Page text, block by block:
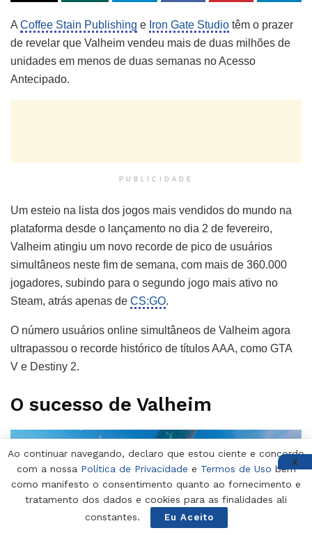
A Coffee Stain Publishing e Iron Gate Studio têm o prazer
de revelar que Valheim vendeu mais de duas milhões de
unidades em menos de duas semanas no Acesso
Antecipado.
PUBLICIDADE
Um esteio na lista dos jogos mais vendidos do mundo na
plataforma desde o lançamento no dia 2 de fevereiro,
Valheim atingiu um novo recorde de pico de usuários
simultâneos neste fim de semana, com mais de 360.000
jogadores, subindo para o segundo jogo mais ativo no
Steam, atrás apenas de CS:GO.
O número usuários online simultâneos de Valheim agora
ultrapassou o recorde histórico de títulos AAA, como GTA
V e Destiny 2.
O sucesso de Valheim
Ao continuar navegando, declaro que estou ciente e concordo
com a nossa Política de Privacidade e Termos de Uso bem
como manifesto o consentimento quanto ao fornecimento e
tratamento dos dados e cookies para as finalidades ali
constantes.
Eu Aceito
X